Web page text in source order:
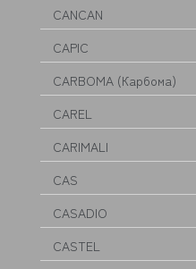
CANCAN
CAPIC
CARBOMA (Карбома)
CAREL
CARIMALI
CAS
CASADIO
CASTEL